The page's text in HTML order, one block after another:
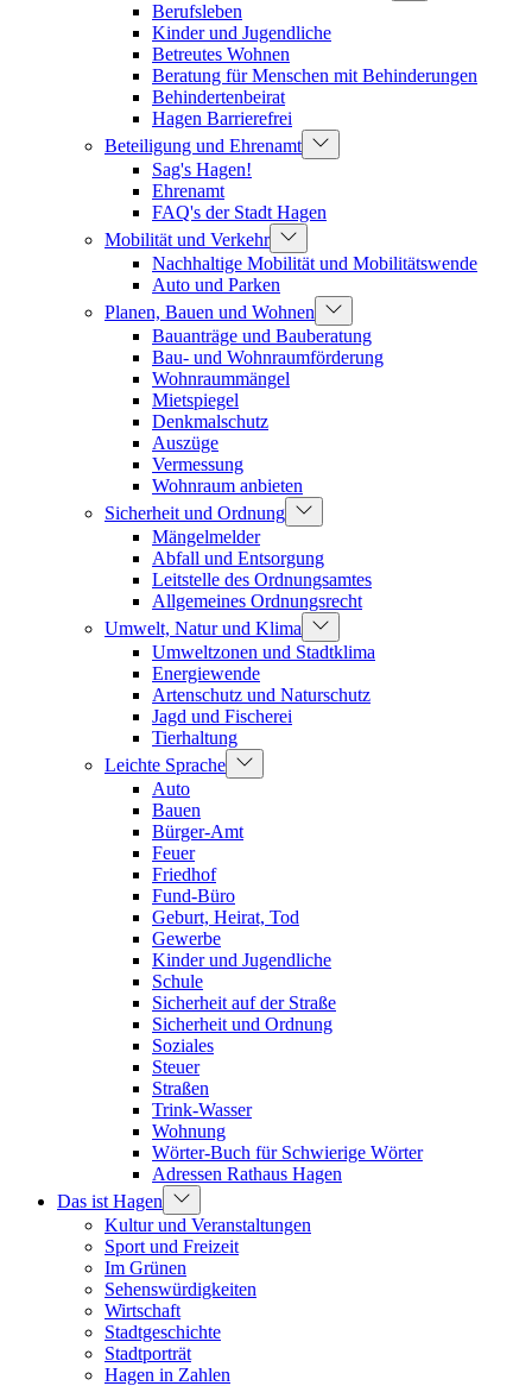
Berufsleben
Kinder und Jugendliche
Betreutes Wohnen
Beratung für Menschen mit Behinderungen
Behindertenbeirat
Hagen Barrierefrei
Beteiligung und Ehrenamt
Sag's Hagen!
Ehrenamt
FAQ's der Stadt Hagen
Mobilität und Verkehr
Nachhaltige Mobilität und Mobilitätswende
Auto und Parken
Planen, Bauen und Wohnen
Bauanträge und Bauberatung
Bau- und Wohnraumförderung
Wohnraummängel
Mietspiegel
Denkmalschutz
Auszüge
Vermessung
Wohnraum anbieten
Sicherheit und Ordnung
Mängelmelder
Abfall und Entsorgung
Leitstelle des Ordnungsamtes
Allgemeines Ordnungsrecht
Umwelt, Natur und Klima
Umweltzonen und Stadtklima
Energiewende
Artenschutz und Naturschutz
Jagd und Fischerei
Tierhaltung
Leichte Sprache
Auto
Bauen
Bürger-Amt
Feuer
Friedhof
Fund-Büro
Geburt, Heirat, Tod
Gewerbe
Kinder und Jugendliche
Schule
Sicherheit auf der Straße
Sicherheit und Ordnung
Soziales
Steuer
Straßen
Trink-Wasser
Wohnung
Wörter-Buch für Schwierige Wörter
Adressen Rathaus Hagen
Das ist Hagen
Kultur und Veranstaltungen
Sport und Freizeit
Im Grünen
Sehenswürdigkeiten
Wirtschaft
Stadtgeschichte
Stadtporträt
Hagen in Zahlen